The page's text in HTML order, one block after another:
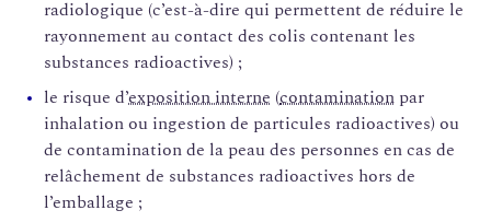
radiologique (c’est-à-dire qui permettent de réduire le
rayonnement au contact des colis contenant les
substances radioactives) ;
le risque d’exposition interne (contamination par
inhalation ou ingestion de particules radioactives) ou
de contamination de la peau des personnes en cas de
relâchement de substances radioactives hors de
l’emballage ;